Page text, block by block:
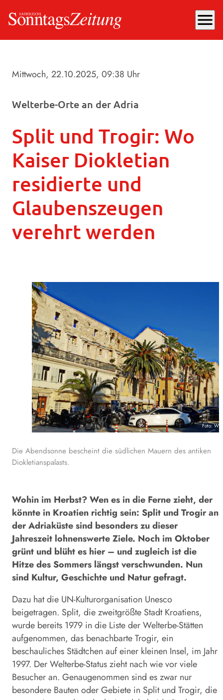
menu
Mittwoch, 22.10.2025, 09:38 Uhr
Welterbe-Orte an der Adria
Split und Trogir: Wo
Kaiser Diokletian
residierte und
Glaubenszeugen
verehrt werden
Foto:
Die Abendsonne bescheint die südlichen Mauern des antiken
Diokletianspalasts.
Wohin im Herbst? Wen es in die Ferne zieht, der
könnte in Kroatien richtig sein: Split und Trogir an
der Adriaküste sind besonders zu dieser
Jahreszeit lohnenswerte Ziele. Noch im Oktober
grünt und blüht es hier – und zugleich ist die
Hitze des Sommers längst verschwunden. Nun
sind Kultur, Geschichte und Natur gefragt.
Dazu hat die UN-Kulturorganisation Unesco
beigetragen. Split, die zweitgrößte Stadt Kroatiens,
wurde bereits 1979 in die Liste der Welt­erbe-Stätten
aufgenommen, das benachbarte Trogir, ein
beschauliches Städtchen auf einer kleinen Insel, im Jahr
1997. Der Welt­erbe-Status zieht nach wie vor viele
Besucher an. Genaugenommen sind es zwar nur
besondere Bauten oder Gebiete in Split und Trogir, die